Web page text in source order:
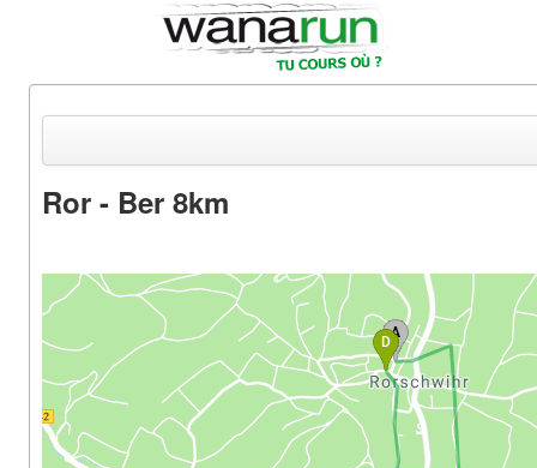
Equipements & Tests
Parcours & Courses
Outils & Réseaux
Ror - Ber 8km